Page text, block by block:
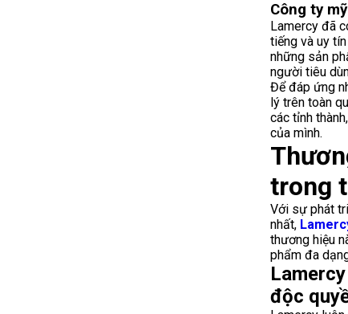
Công ty
Lamercy đã
tiếng và uy
những sản
người tiêu
Để đáp ứng
lý trên toàn
các tỉnh
của mình.
trong
Với sự phát
nhất,
thương hiệu
phẩm đa
độc